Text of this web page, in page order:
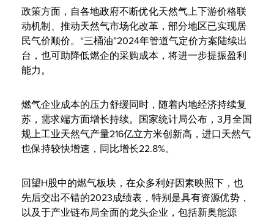
政策方面，自各地政府不断优化天然气上下游价格联
动机制、推动天然气市场化改革，部分地区已实现居
民气价顺价。“三桶油”2024年管道气定价方案陆续出
台，也可助降低燃企的采购成本，将进一步提振盈利
能力。
燃气企业成本的压力舒缓同时，随着内地经济持续复
苏，需求端方面增长持续。国家统计局公布，3月全国
规上工业天然气产量216亿立方米创新高，进口天然气
也保持较快增速，同比增长22.8%。
回望H股中的燃气板块，在众多利好因素映照下，也
先后交出不错的2023成绩表，特别是具有资源优势，
以及于产业链布局全面的龙头企业，包括新奥能源